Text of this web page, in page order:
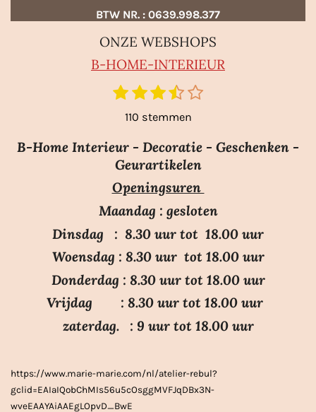
BTW NR. : 0639.998.377
ONZE WEBSHOPS
B-HOME-INTERIEUR
e
n
1
e
r
2
s
t
e
r
e
n
3
s
t
e
r
e
n
4
t
e
r
e
n
5
t
e
r
e
n
S
m
110 stemmen
B-Home Interieur - Decoratie - Geschenken -
Geurartikelen
Openingsuren
Maandag : gesloten
Dinsdag : 8.30 uur tot 18.00 uur
Woensdag : 8.30 uur tot 18.00 uur
Donderdag : 8.30 uur tot 18.00 uur
Vrijdag : 8.30 uur tot 18.00 uur
zaterdag. : 9 uur tot 18.00 uur
https://www.marie-marie.com/nl/atelier-rebul?
gclid=EAIaIQobChMIs56u5cOsggMVFJqDBx3N-
wveEAAYAiAAEgLOpvD_BwE